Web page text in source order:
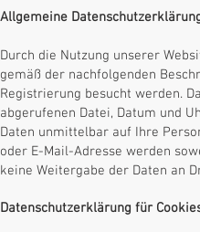
Allgemeine
Durch die Nutzung unserer
gemäß der nachfolgenden
Registrierung besucht werden.
abgerufenen Datei, Datum und
Daten unmittelbar auf Ihre
oder E-Mail-Adresse werden
keine Weitergabe der Daten an
Datenschutzerklärung für